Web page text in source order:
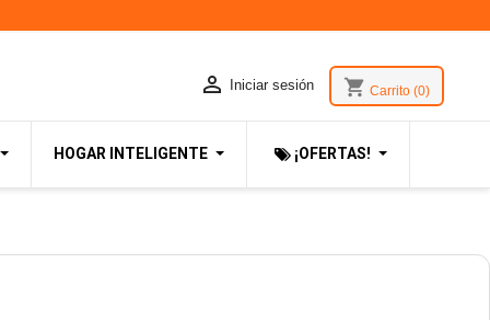
 Iniciar sesión shopping_cart Carrito (0)
HOGAR INTELIGENTE ¡OFERTAS!